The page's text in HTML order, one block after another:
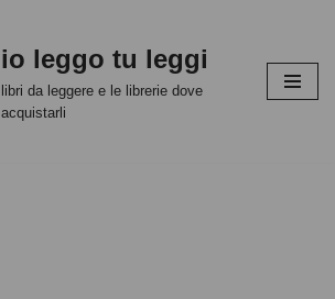
io leggo tu leggi
libri da leggere e le librerie dove
acquistarli